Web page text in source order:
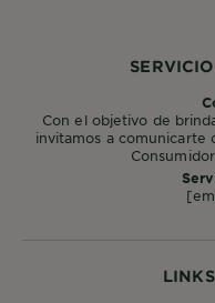
Con el objetivo de
invitamos a comunicarte